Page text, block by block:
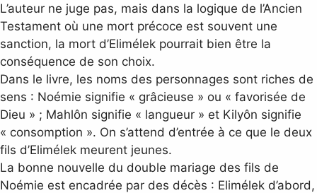
L’auteur ne juge pas, mais dans la logique de l’Ancien
Testament où une mort précoce est souvent une
sanction, la mort d’Elimélek pourrait bien être la
conséquence de son choix.
Dans le livre, les noms des personnages sont riches de
sens : Noémie signifie « grâcieuse » ou « favorisée de
Dieu » ; Mahlôn signifie « langueur » et Kilyôn signifie
« consomption ». On s’attend d’entrée à ce que le deux
fils d’Elimélek meurent jeunes.
La bonne nouvelle du double mariage des fils de
Noémie est encadrée par des décès : Elimélek d’abord,